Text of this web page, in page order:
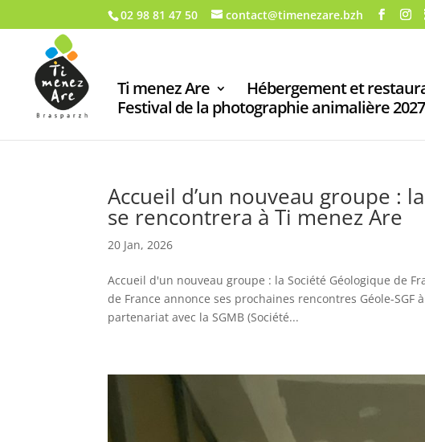
02 98 81 47 50 contact@timenezare.bzh
Ti menez Are Hébergement et
Festival de la photographie animalière 2027
Accueil d’un nouveau groupe :
se rencontrera à Ti menez Are
20 Jan, 2026
Accueil d'un nouveau groupe : la Société Géologique de
de France annonce ses prochaines rencontres Géole-
partenariat avec la SGMB (Société...